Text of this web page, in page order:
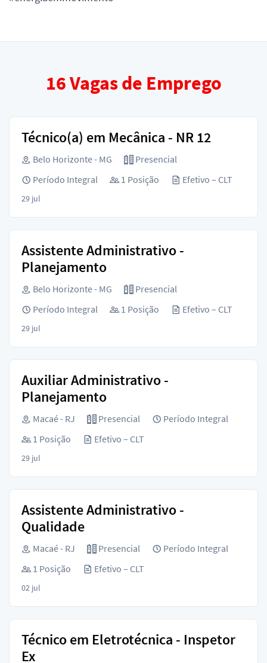
16Vagas de Emprego
Técnico(a) em Mecânica - NR 12
Belo Horizonte - MG
Presencial
Período Integral
1 Posição Efetivo – CLT
29 jul
Assistente Administrativo -
Planejamento
Belo Horizonte - MG
Presencial
Período Integral
1 Posição Efetivo – CLT
29 jul
Auxiliar Administrativo -
Planejamento
Macaé - RJ Presencial
Período Integral
1 Posição
Efetivo – CLT
29 jul
Assistente Administrativo -
Qualidade
Macaé - RJ Presencial
Período Integral
1 Posição
Efetivo – CLT
02 jul
Técnico em Eletrotécnica - Inspetor
Ex